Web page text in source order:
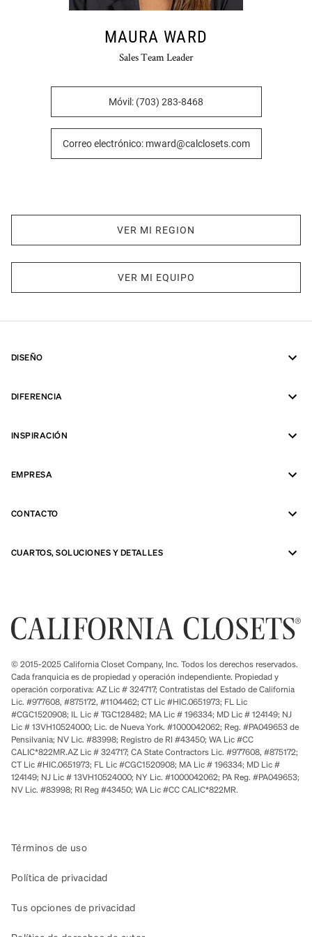
MAURA WARD
Sales Team Leader
Móvil: (703) 283-8468
Correo electrónico: mward@calclosets.com
VER MI REGION
VER MI EQUIPO
DISEÑO
DIFERENCIA
INSPIRACIÓN
EMPRESA
CONTACTO
CUARTOS, SOLUCIONES Y DETALLES
© 2015-2025 California Closet Company, Inc. Todos los derechos reservados.
Cada franquicia es de propiedad y operación independiente. Propiedad y
operación corporativa: AZ Lic # 324717; Contratistas del Estado de California
Lic. #977608, #875172, #1104462; CT Lic #HIC.0651973; FL Lic
#CGC1520908; IL Lic # TGC128482; MA Lic # 196334; MD Lic # 124149; NJ
Lic # 13VH10524000; Lic. de Nueva York. #1000042062; Reg. #PA049653 de
Pensilvania; NV Lic. #83998; Registro de RI #43450; WA Lic #CC
CALIC*822MR.AZ Lic # 324717; CA State Contractors Lic. #977608, #875172;
CT Lic #HIC.0651973; FL Lic #CGC1520908; MA Lic # 196334; MD Lic #
124149; NJ Lic # 13VH10524000; NY Lic. #1000042062; PA Reg. #PA049653;
NV Lic. #83998; RI Reg #43450; WA Lic #CC CALIC*822MR.
Términos de uso
Política de privacidad
Tus opciones de privacidad